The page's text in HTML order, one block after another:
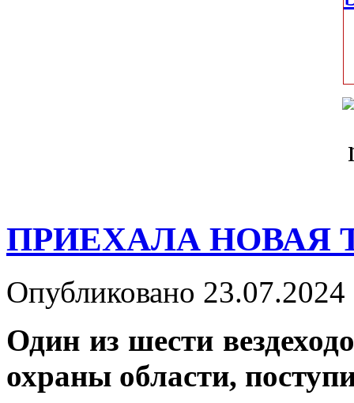
ПРИЕХАЛА НОВАЯ
Опубликовано
Один из шести
охраны области,